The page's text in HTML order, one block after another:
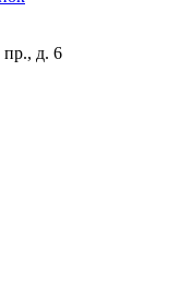
пр., д. 6